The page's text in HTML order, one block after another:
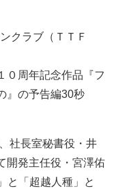
クラブ（ＴＴＦ
０周年記念作品『フ
』の予告編30秒
社長室秘書役・井
開発主任役・宮澤佑
と「超越人種」と